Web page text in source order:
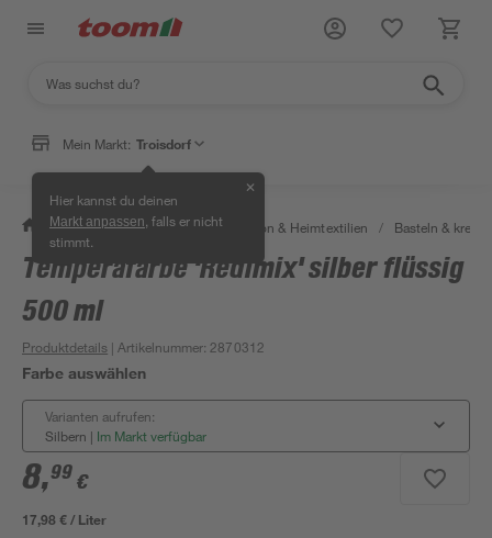
Mein Markt: Troisdorf
Hier kannst du deinen
Markt anpassen , falls er nicht
stimmt.
✕
/ Wohnen & Haushalt / Dekoration & Heimtextilien / Basteln &
Temperafarbe 'Redimix' silber flüssig
500 ml
Produktdetails | Artikelnummer: 2870312
Farbe auswählen
Varianten aufrufen:
Silbern | Im Markt verfügbar
8,99 €
17,98 € / Liter